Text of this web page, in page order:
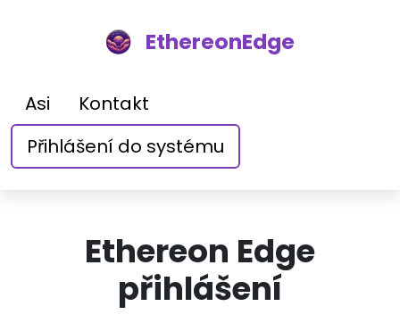
EthereonEdge
Asi
Kontakt
Přihlášení do systému
Ethereon Edge
přihlášení